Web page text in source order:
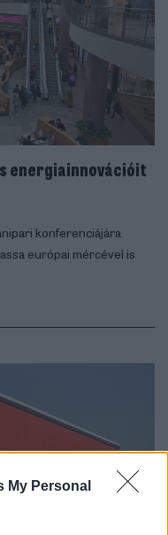
My Personal
energiainnovációit
konferenciájára
európai mércével is